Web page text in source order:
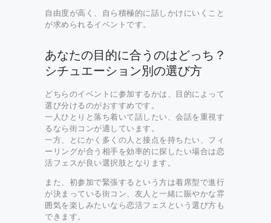
自由度が高く、自ら積極的に話しかけにいくこと
が求められるイベントです。
あなたの目的に合うのはどっち？
シチュエーション別の選び方
どちらのイベントに参加するかは、目的によって
選び分けるのがおすすめです。
一人ひとりと落ち着いて話したい、会話を重視す
るなら街コンが適しています。
一方、とにかく多くの人と接点を持ちたい、フィ
ーリングが合う相手を効率的に探したい場合は恋
活フェスが良い選択肢となります。
また、初参加で緊張するという方は着席型で進行
が決まっている街コン、友人と一緒に賑やかな雰
囲気を楽しみたいなら恋活フェスという選び方も
できます。